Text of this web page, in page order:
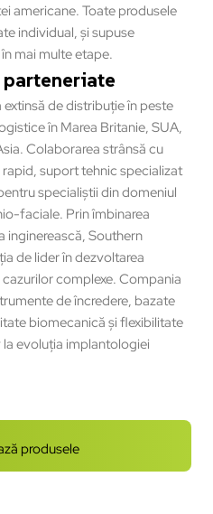
americane. Toate produsele
individual, și supuse
mai multe etape.
parteneriate
de distribuție în peste
în Marea Britanie, SUA,
Colaborarea strânsă cu
suport tehnic specializat
specialiștii din domeniul
faciale. Prin îmbinarea
inginerească, Southern
de lider în dezvoltarea
complexe. Compania
de încredere, bazate
biomecanică și flexibilitate
evoluția implantologiei
produsele